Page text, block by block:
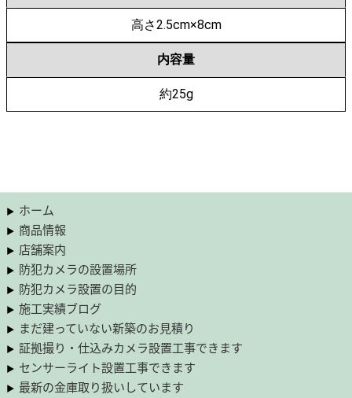
高さ2.5cm×8cm
内容量
約25g
ホーム
商品情報
店舗案内
防犯カメラの設置場所
防犯カメラ設置の目的
施工実績ブログ
まだ建っていない新築のお見積り
証拠撮り・仕込みカメラ設置工事できます
センサーライト設置工事できます
最新の金庫取り扱いしています